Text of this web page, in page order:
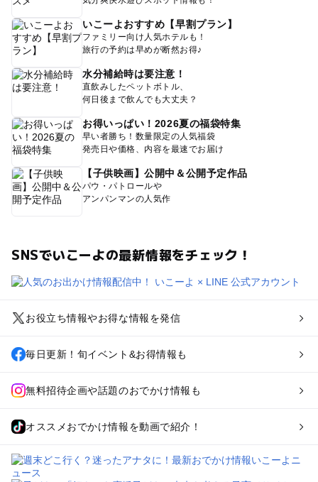
いこーよおすすめ【早割プラン】
ファミリー向け人気ホテルも！
旅行の予約は早めが断然お得♪
水分補給時は要注意！
直飲みしたペットボトル、
何日後まで飲んでも大丈夫？
お得いっぱい！2026夏の福袋特集
早い者勝ち！数量限定の人気福袋
発売日や価格、内容を最速でお届け
【子供映画】公開中＆公開予定作品
パウ・パトロールや
アンパンマンの人気作
SNSでいこーよの最新情報をチェック！
お役立ち情報やお得な情報を発信
毎日更新！旬イベント&お得情報も
無料招待企画や話題のおでかけ情報も
オススメおでかけ情報を動画で紹介！